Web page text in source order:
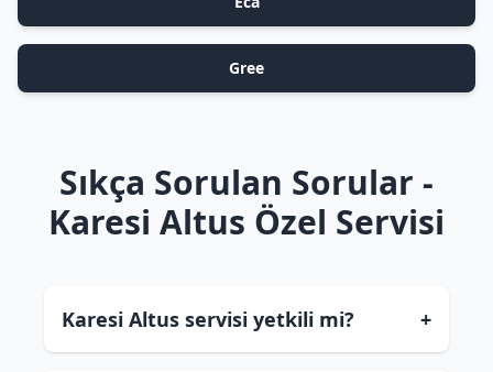
Gree
Sıkça Sorulan Sorular -
Karesi Altus Özel Servisi
Karesi Altus servisi yetkili mi? +